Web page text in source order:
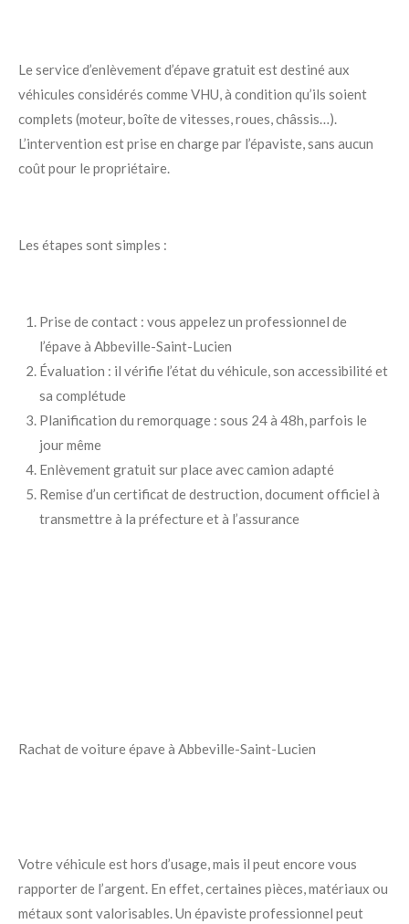
Le service d’enlèvement d’épave gratuit est destiné aux
véhicules considérés comme VHU, à condition qu’ils soient
complets (moteur, boîte de vitesses, roues, châssis…).
L’intervention est prise en charge par l’épaviste, sans aucun
coût pour le propriétaire.
Les étapes sont simples :
Prise de contact : vous appelez un professionnel de
l’épave à Abbeville-Saint-Lucien
Évaluation : il vérifie l’état du véhicule, son accessibilité et
sa complétude
Planification du remorquage : sous 24 à 48h, parfois le
jour même
Enlèvement gratuit sur place avec camion adapté
Remise d’un certificat de destruction, document officiel à
transmettre à la préfecture et à l’assurance
Rachat de voiture épave à Abbeville-Saint-Lucien
Votre véhicule est hors d’usage, mais il peut encore vous
rapporter de l’argent. En effet, certaines pièces, matériaux ou
métaux sont valorisables. Un épaviste professionnel peut